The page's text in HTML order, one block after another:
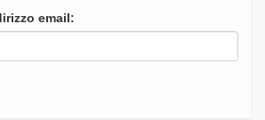
email: